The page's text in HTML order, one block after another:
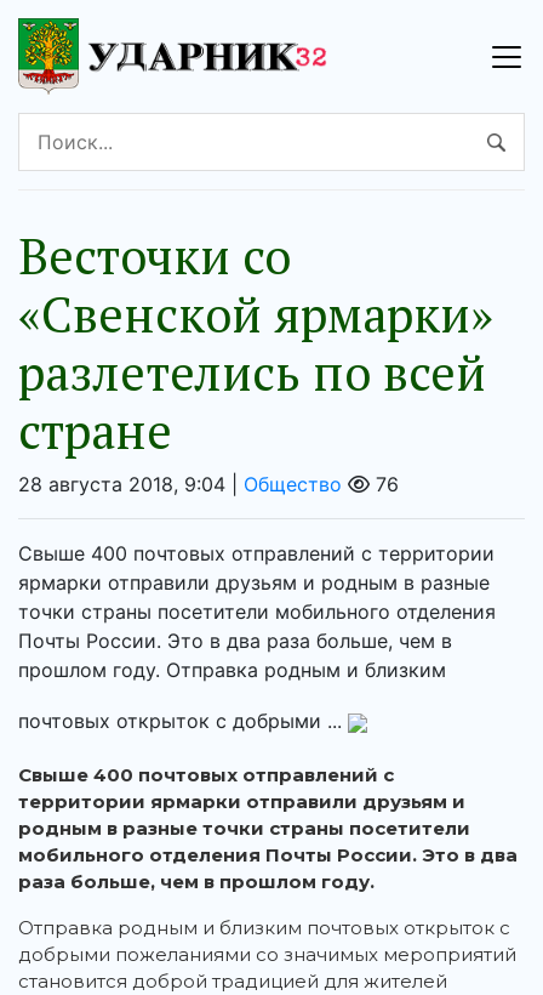
Весточки со
«Свенской ярмарки»
разлетелись по всей
стране
28 августа 2018, 9:04 | Общество 76
Свыше 400 почтовых отправлений с территории
ярмарки отправили друзьям и родным в разные
точки страны посетители мобильного отделения
Почты России. Это в два раза больше, чем в
прошлом году. Отправка родным и близким
почтовых открыток с добрыми ...
Свыше 400 почтовых отправлений с
территории ярмарки отправили друзьям и
родным в разные точки страны посетители
мобильного отделения Почты России. Это в два
раза больше, чем в прошлом году.
Отправка родным и близким почтовых открыток с
добрыми пожеланиями со значимых мероприятий
становится доброй традицией для жителей